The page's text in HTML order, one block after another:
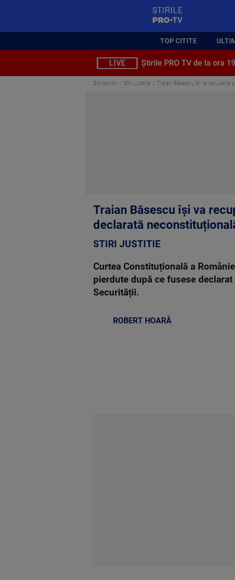
TOP CITITE
LIVE Știrile PRO TV de la ora
Stirileprotv Stiri Justitie Traian Băsescu își va recupera
Traian Băsescu își va
declarată
STIRI JUSTITIE
Curtea Constituțională a
pierdute după ce fusese
Securității.
ROBERT HOARĂ